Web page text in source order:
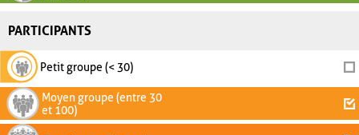
PARTICIPANTS
Petit groupe (< 30)
Moyen groupe (entre 30
et 100)